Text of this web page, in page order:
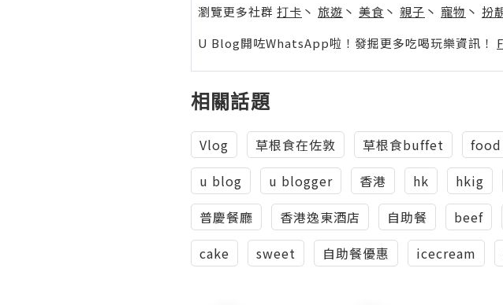
瀏覽更多社群 打卡 丶 旅遊 丶 美食 丶 親子 丶 寵物 丶 扮
U Blog開咗WhatsApp啦！發掘更多吃喝玩樂資訊！
相關話題
Vlog 草根食在佐敦 草根食buffet food
u blog
u blogger 香港 hk hkig
普慶餐廳
香港逸東酒店 自助餐 beef
cake
sweet 自助餐優惠 icecream